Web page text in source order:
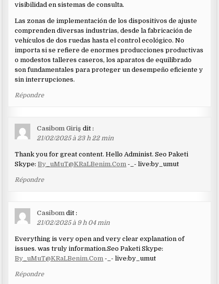
visibilidad en sistemas de consulta.
Las zonas de implementación de los dispositivos de ajuste
comprenden diversas industrias, desde la fabricación de
vehículos de dos ruedas hasta el control ecológico. No
importa si se refiere de enormes producciones productivas
o modestos talleres caseros, los aparatos de equilibrado
son fundamentales para proteger un desempeño eficiente y
sin interrupciones.
Répondre
Casibom Giriş dit :
21/02/2025 à 23 h 22 min
Thank you for great content. Hello Administ. Seo Paketi
Skype:By_uMuT@KRaLBenim.Com -_- live:by_umut
Répondre
Casibom dit :
21/02/2025 à 9 h 04 min
Everything is very open and very clear explanation of
issues. was truly information.Seo Paketi Skype:
By_uMuT@KRaLBenim.Com -_- live:by_umut
Répondre